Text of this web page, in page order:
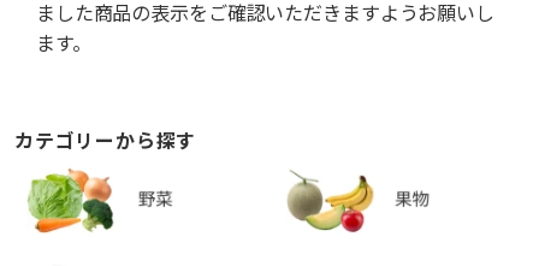
ました商品の表示をご確認いただきますようお願いし
ます。
カテゴリーから探す